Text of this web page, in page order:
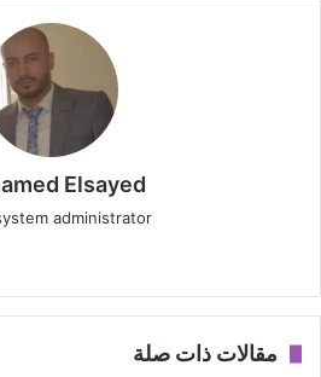
Elsayed
administrator
مقالات ذات صلة